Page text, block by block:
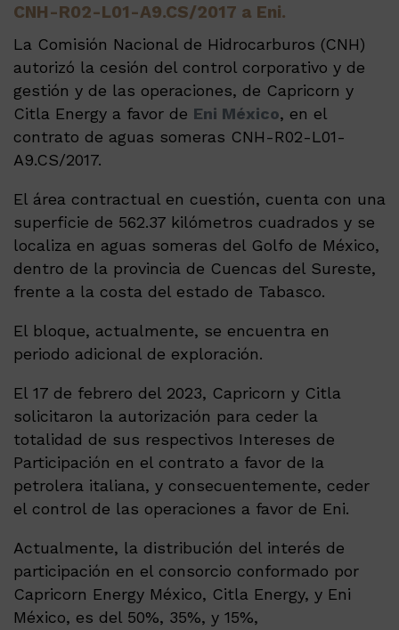
CNH-R02-L01-A9.CS/2017 a Eni.
La Comisión Nacional de Hidrocarburos (CNH)
autorizó la cesión del control corporativo y de
gestión y de las operaciones, de Capricorn y
Citla Energy a favor de Eni México, en el
contrato de aguas someras CNH-R02-L01-
A9.CS/2017.
El área contractual en cuestión, cuenta con una
superficie de 562.37 kilómetros cuadrados y se
localiza en aguas someras del Golfo de México,
dentro de la provincia de Cuencas del Sureste,
frente a la costa del estado de Tabasco.
El bloque, actualmente, se encuentra en
periodo adicional de exploración.
El 17 de febrero del 2023, Capricorn y Citla
solicitaron la autorización para ceder la
totalidad de sus respectivos Intereses de
Participación en el contrato a favor de Ia
petrolera italiana, y consecuentemente, ceder
el control de las operaciones a favor de Eni.
Actualmente, la distribución del interés de
participación en el consorcio conformado por
Capricorn Energy México, Citla Energy, y Eni
México, es del 50%, 35%, y 15%,